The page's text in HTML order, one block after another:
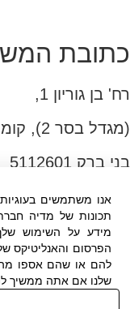
כתובת
רח' בן גוריון 1,
(מגדל בסר 2), קומה 19
בני ברק 5112601
טל:03-6005572
פקס:03-6005531
דוא"ל:
Linkedin-
אנו משתמשים
תכונות של מדיה
מידע על השימוש
הפרסום והאנליטיקס
להם או שהם אספו
שלנו אם אתה ממשיך